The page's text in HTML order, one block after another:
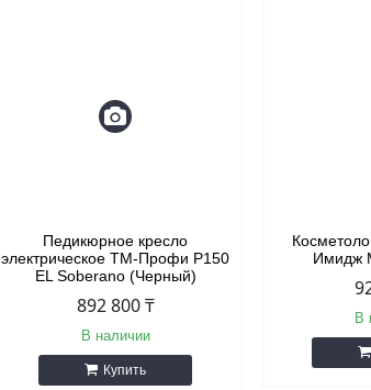
Педикюрное кресло
электрическое ТМ-Профи P150
EL Soberano (Черный)
892 800 ₸
В наличии
Купить
Имидж
В